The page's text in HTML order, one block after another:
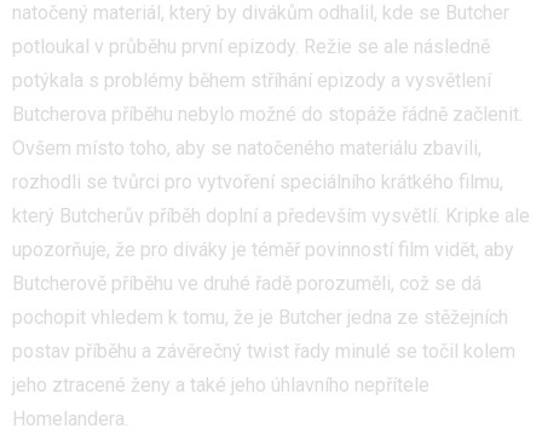
natočený materiál, který by divákům odhalil, kde se Butcher
potloukal v průběhu první epizody. Režie se ale následně
potýkala s problémy během stříhání epizody a vysvětlení
Butcherova příběhu nebylo možné do stopáže řádně začlenit.
Ovšem místo toho, aby se natočeného materiálu zbavili,
rozhodli se tvůrci pro vytvoření speciálního krátkého filmu,
který Butcherův příběh doplní a především vysvětlí. Kripke ale
upozorňuje, že pro diváky je téměř povinností film vidět, aby
Butcherově příběhu ve druhé řadě porozuměli, což se dá
pochopit vhledem k tomu, že je Butcher jedna ze stěžejních
postav příběhu a závěrečný twist řady minulé se točil kolem
jeho ztracené ženy a také jeho úhlavního nepřítele
Homelandera.